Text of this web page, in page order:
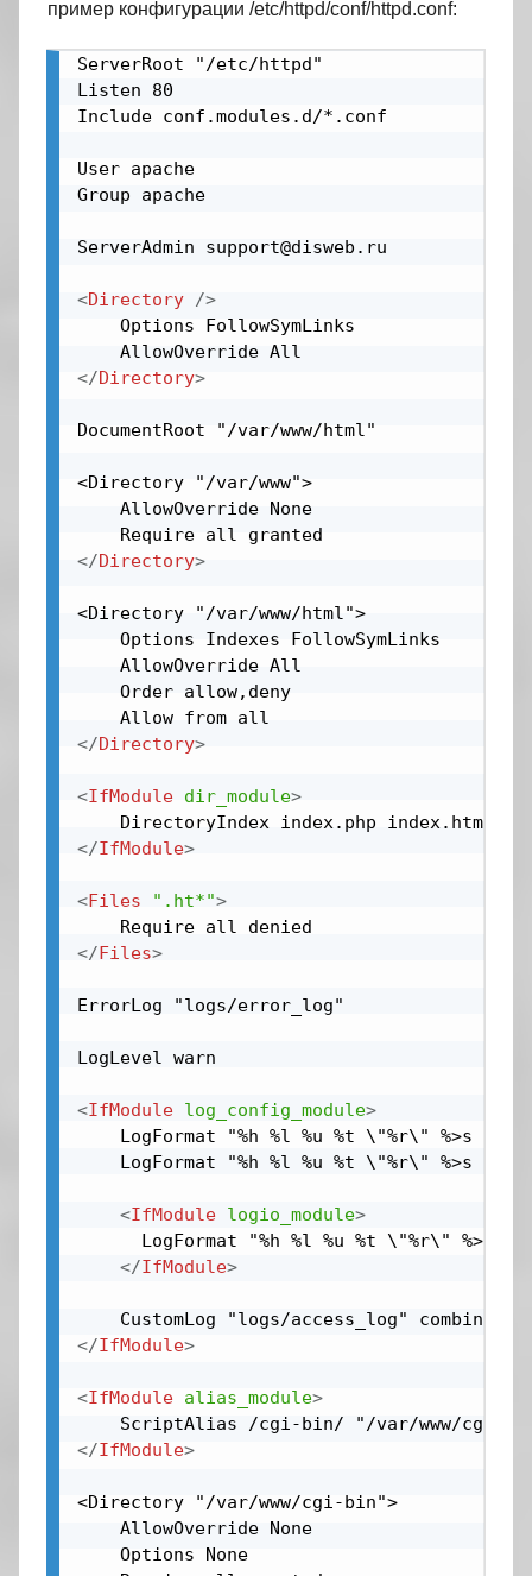
пример конфигурации /etc/httpd/conf/httpd.conf:
ServerRoot "/etc/httpd"
Listen 80
Include conf.modules.d/*.conf
User apache
Group apache
ServerAdmin support@disweb.ru
<Directory
/>
    Options FollowSymLinks
</Directory>
DocumentRoot "/var/www/html"
<Directory "/var/www">
    AllowOverride None
</Directory>
<Directory "/var/www/html">
    Options Indexes FollowSymLinks
    AllowOverride All
</Directory>
<IfModule dir_module>
</IfModule>
<Files ".ht*">
</Files>
ErrorLog "logs/error_log"
LogLevel warn
<IfModule log_config_module>
LogFormat "%h %l %u %t \"%r\" %>s %b
LogFormat "%h %l %u %t \"%r\" %>s %b"
<IfModule logio_module>
LogFormat "%h %l %u %t \"%r\" %>s
</IfModule>
</IfModule>
<IfModule alias_module>
</IfModule>
<Directory "/var/www/cgi-bin">
    AllowOverride None
    Options None